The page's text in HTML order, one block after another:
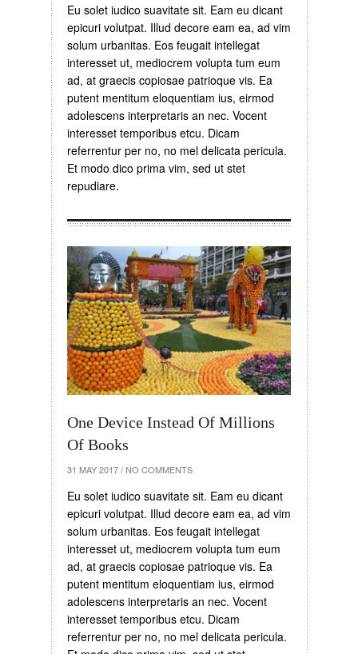
Eu solet iudico suavitate sit. Eam eu dicant
epicuri volutpat. Illud decore eam ea, ad vim
solum urbanitas. Eos feugait intellegat
interesset ut, mediocrem volupta tum eum
ad, at graecis copiosae patrioque vis. Ea
putent mentitum eloquentiam ius, eirmod
adolescens interpretaris an nec. Vocent
interesset temporibus etcu. Dicam
referrentur per no, no mel delicata pericula.
Et modo dico prima vim, sed ut stet
repudiare.
One Device Instead Of Millions
Of Books
31 MAY 2017 / NO COMMENTS
Eu solet iudico suavitate sit. Eam eu dicant
epicuri volutpat. Illud decore eam ea, ad vim
solum urbanitas. Eos feugait intellegat
interesset ut, mediocrem volupta tum eum
ad, at graecis copiosae patrioque vis. Ea
putent mentitum eloquentiam ius, eirmod
adolescens interpretaris an nec. Vocent
interesset temporibus etcu. Dicam
referrentur per no, no mel delicata pericula.